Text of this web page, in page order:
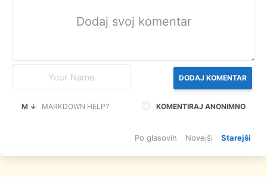
DODAJ KOMENTAR
KOMENTIRAJ ANONIMNO
M ↓ MARKDOWN HELP?
Po glasovih Novejši Starejši